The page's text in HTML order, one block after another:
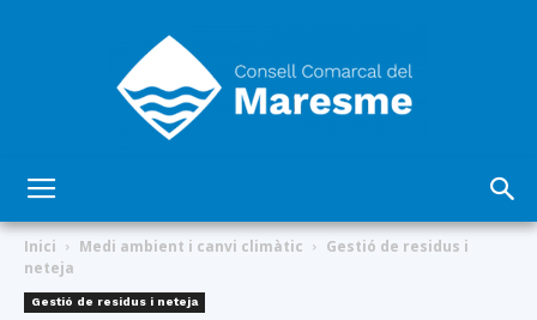
Inici Medi ambient i canvi climàtic
Gestió de residus i
neteja
Gestió de residus i neteja